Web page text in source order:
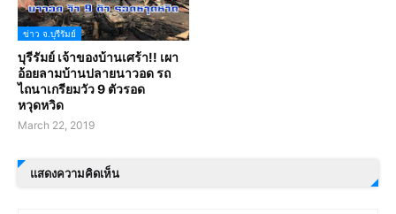
ข่าว จ.บุรีรัมย์
บุรีรัมย์ เจ้าของบ้านเศร้า!! เผา
อ้อยลามบ้านปลายนาวอด รถ
ไถนาเกรียมวัว 9 ตัวรอด
หวุดหวิด
March 22, 2019
แสดงความคิดเห็น